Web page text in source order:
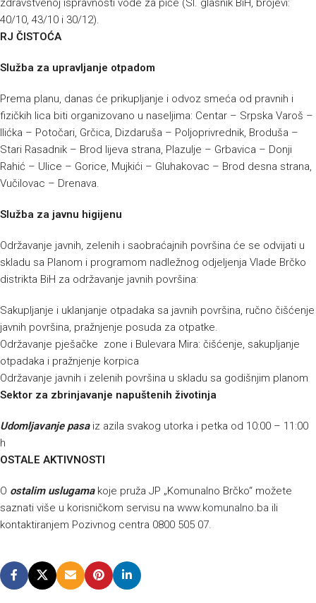
zdravstvenoj ispravnosti vode za piće (Sl. glasnik BiH, brojevi:
40/10, 43/10 i 30/12).
RJ ČISTOĆA
Služba za upravljanje otpadom
Prema planu, danas će prikupljanje i odvoz smeća od pravnih i
fizičkih lica biti organizovano u naseljima: Centar – Srpska Varoš –
Ilićka – Potočari, Grčica, Dizdaruša – Poljoprivrednik, Broduša –
Stari Rasadnik – Brod lijeva strana, Plazulje – Grbavica – Donji
Rahić – Ulice – Gorice, Mujkići – Gluhakovac – Brod desna strana,
Vučilovac – Drenava.
Služba za javnu higijenu
Održavanje javnih, zelenih i saobraćajnih površina će se odvijati u
skladu sa Planom i programom nadležnog odjeljenja Vlade Brčko
distrikta BiH za održavanje javnih površina:
Sakupljanje i uklanjanje otpadaka sa javnih površina, ručno čišćenje
javnih površina, pražnjenje posuda za otpatke.
Održavanje pješačke zone i Bulevara Mira: čišćenje, sakupljanje
otpadaka i pražnjenje korpica
Održavanje javnih i zelenih površina u skladu sa godišnjim planom
Sektor za zbrinjavanje napuštenih životinja
Udomljavanje pasaiz azila svakog utorka i petka od 10:00 – 11:00
h
OSTALE AKTIVNOSTI
O ostalim uslugamakoje pruža JP „Komunalno Brčko“ možete
saznati više u korisničkom servisu na www.komunalno.ba ili
kontaktiranjem Pozivnog centra 0800 505 07.